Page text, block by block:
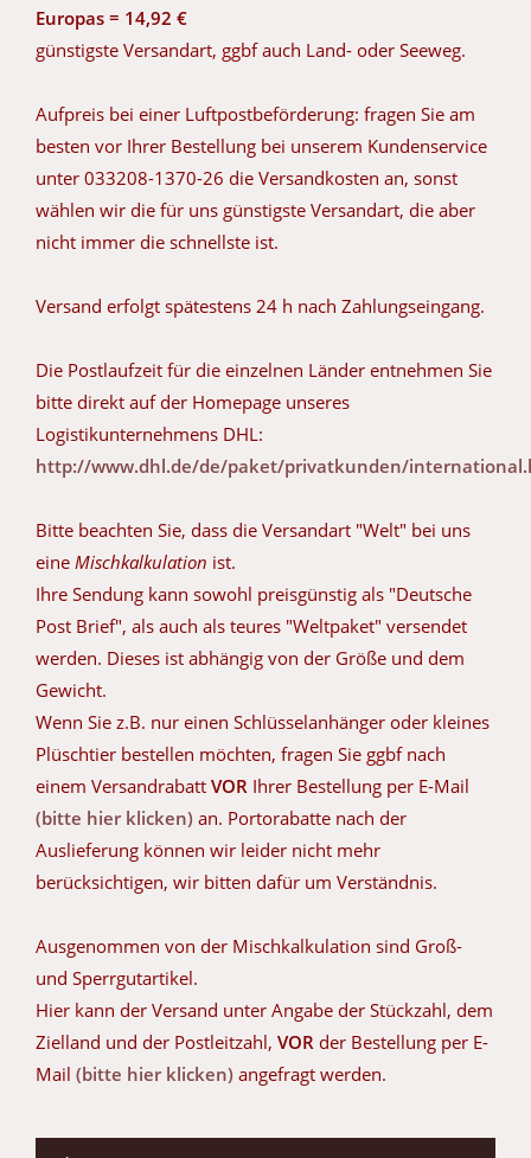
Europas = 14,92 €
günstigste Versandart, ggbf auch Land- oder Seeweg.
Aufpreis bei einer Luftpostbeförderung: fragen Sie am
besten vor Ihrer Bestellung bei unserem Kundenservice
unter 033208-1370-26 die Versandkosten an, sonst
wählen wir die für uns günstigste Versandart, die aber
nicht immer die schnellste ist.
Versand erfolgt spätestens 24 h nach Zahlungseingang.
Die Postlaufzeit für die einzelnen Länder entnehmen Sie
bitte direkt auf der Homepage unseres
Logistikunternehmens DHL:
http://www.dhl.de/de/paket/privatkunden/
Bitte beachten Sie, dass die Versandart "Welt" bei uns
eine Mischkalkulation ist.
Ihre Sendung kann sowohl preisgünstig als "Deutsche
Post Brief", als auch als teures "Weltpaket" versendet
werden. Dieses ist abhängig von der Größe und dem
Gewicht.
Wenn Sie z.B. nur einen Schlüsselanhänger oder kleines
Plüschtier bestellen möchten, fragen Sie ggbf nach
einem Versandrabatt VOR Ihrer Bestellung per E-Mail
(bitte hier klicken) an. Portorabatte nach der
Auslieferung können wir leider nicht mehr
berücksichtigen, wir bitten dafür um Verständnis.
Ausgenommen von der Mischkalkulation sind Groß-
und Sperrgutartikel.
Hier kann der Versand unter Angabe der Stückzahl, dem
Zielland und der Postleitzahl, VOR der Bestellung per E-
Mail (bitte hier klicken) angefragt werden.